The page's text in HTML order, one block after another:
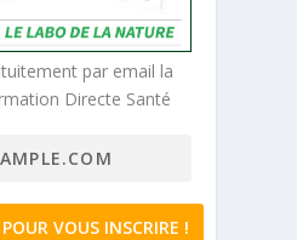
par email la
Directe Santé